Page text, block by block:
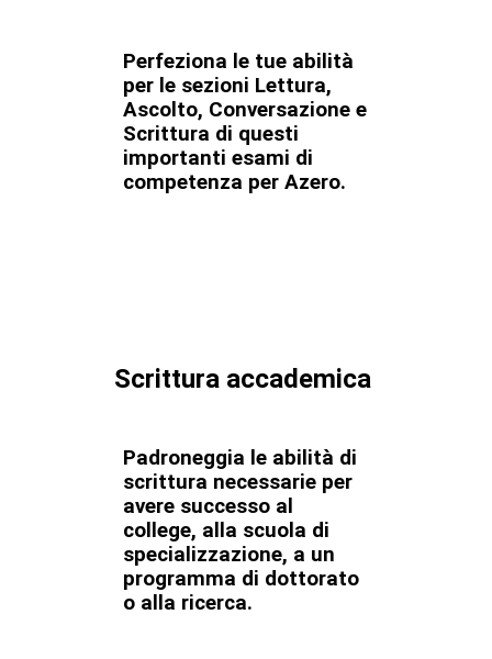
Perfeziona le tue abilità
per le sezioni Lettura,
Ascolto, Conversazione e
Scrittura di questi
importanti esami di
competenza per Azero.
Scrittura accademica
Padroneggia le abilità di
scrittura necessarie per
avere successo al
college, alla scuola di
specializzazione, a un
programma di dottorato
o alla ricerca.